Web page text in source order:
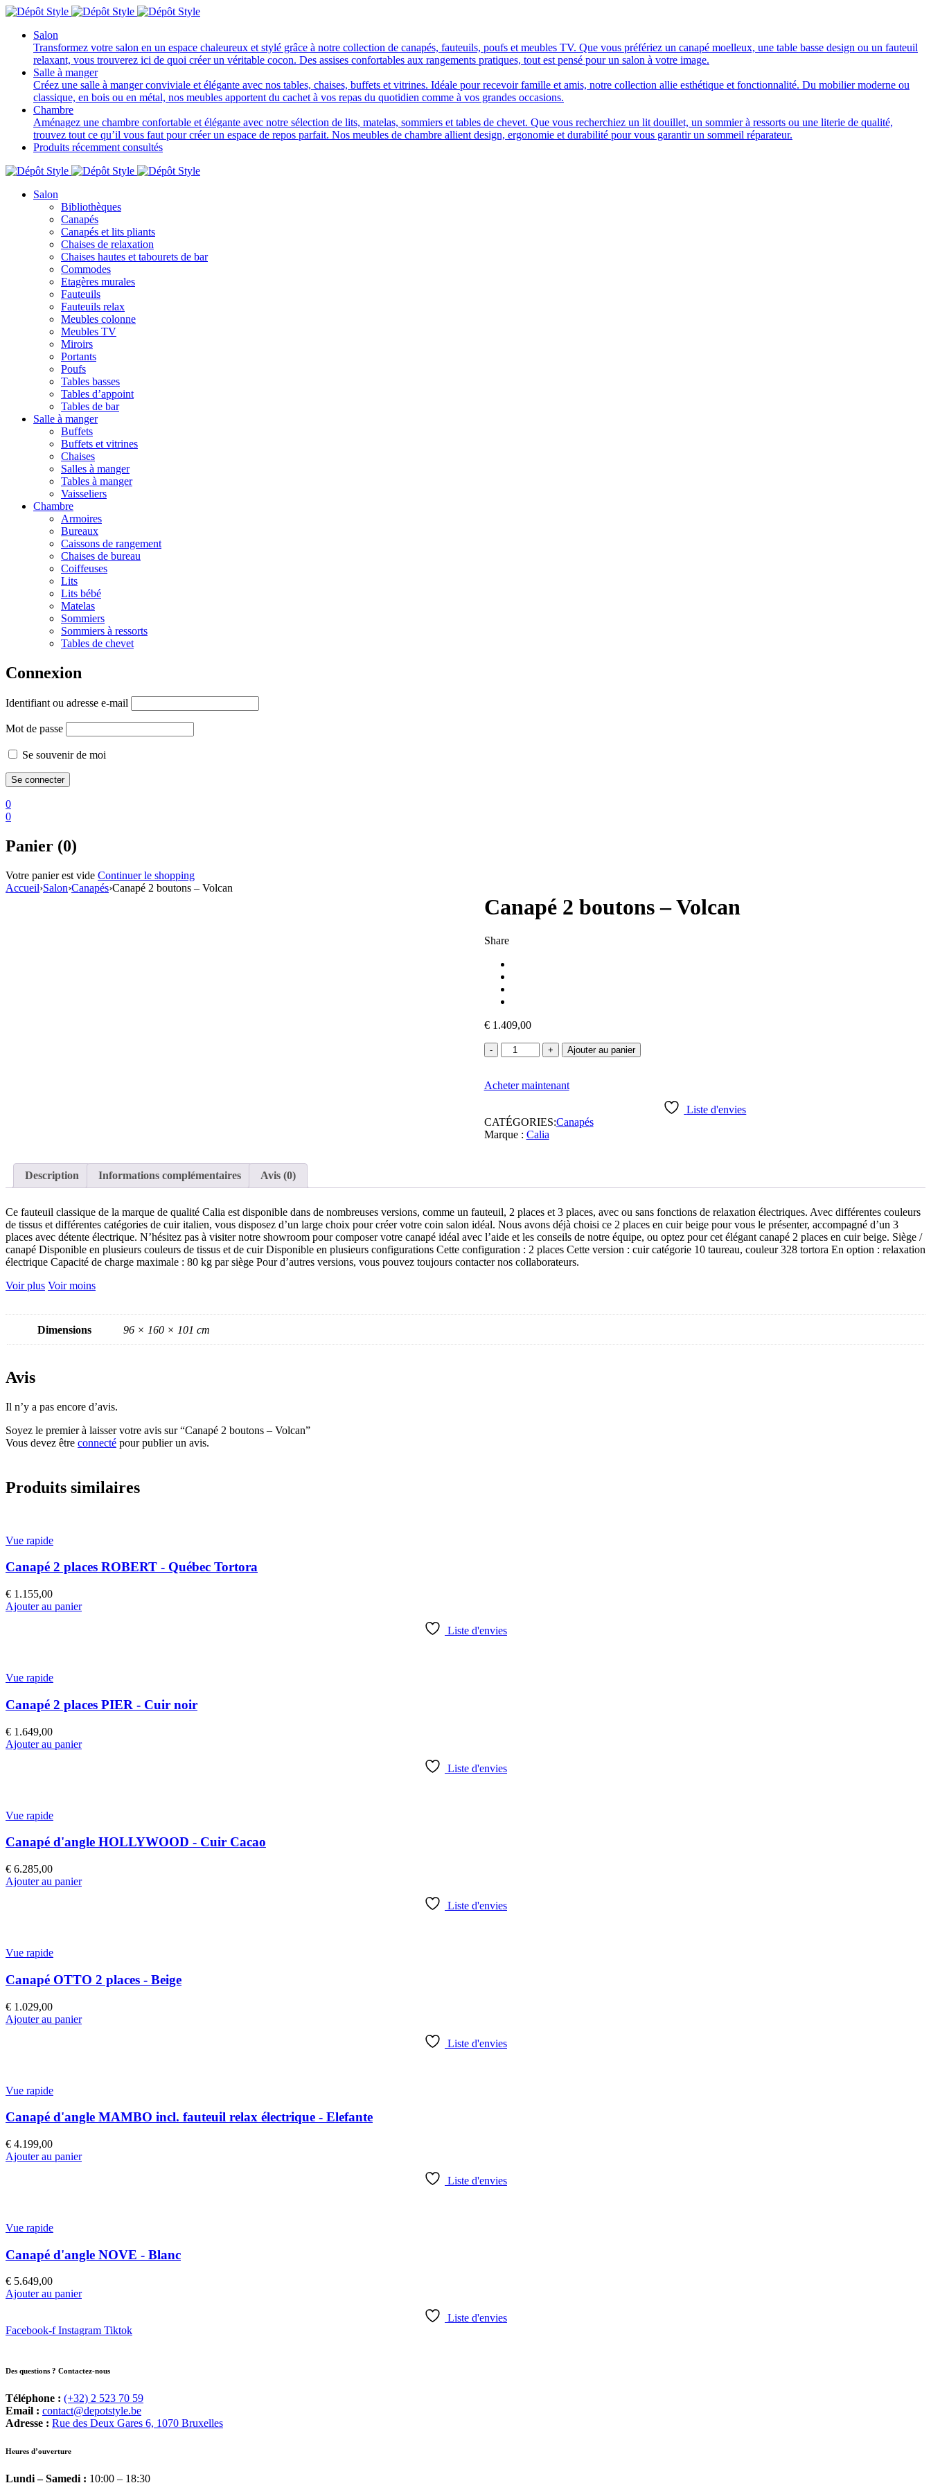
Salon
Transformez votre salon en un espace chaleureux et stylé grâce à notre collection de canapés, fauteuils, poufs et meubles TV. Que vous préfériez un canapé moelleux, une table basse design ou un fauteuil
relaxant, vous trouverez ici de quoi créer un véritable cocon. Des assises confortables aux rangements pratiques, tout est pensé pour un salon à votre image.
Salle à manger
Créez une salle à manger conviviale et élégante avec nos tables, chaises, buffets et vitrines. Idéale pour recevoir famille et amis, notre collection allie esthétique et fonctionnalité. Du mobilier moderne ou
classique, en bois ou en métal, nos meubles apportent du cachet à vos repas du quotidien comme à vos grandes occasions.
Chambre
Aménagez une chambre confortable et élégante avec notre sélection de lits, matelas, sommiers et tables de chevet. Que vous recherchiez un lit douillet, un sommier à ressorts ou une literie de qualité,
trouvez tout ce qu’il vous faut pour créer un espace de repos parfait. Nos meubles de chambre allient design, ergonomie et durabilité pour vous garantir un sommeil réparateur.
Produits récemment consultés
Salon
Bibliothèques
Canapés
Canapés et lits pliants
Chaises de relaxation
Chaises hautes et tabourets de bar
Commodes
Etagères murales
Fauteuils
Fauteuils relax
Meubles colonne
Meubles TV
Miroirs
Portants
Poufs
Tables basses
Tables d’appoint
Tables de bar
Salle à manger
Buffets
Buffets et vitrines
Chaises
Salles à manger
Tables à manger
Vaisseliers
Chambre
Armoires
Bureaux
Caissons de rangement
Chaises de bureau
Coiffeuses
Lits
Lits bébé
Matelas
Sommiers
Sommiers à ressorts
Tables de chevet
Connexion
Identifiant ou adresse e-mail
Mot de passe
Se souvenir de moi
0
0
Panier (0)
Votre panier est vide Continuer le shopping
Accueil›Salon›Canapés›Canapé 2 boutons – Volcan
Canapé 2 boutons – Volcan
Share
€1.409,00
quantité
de
2
Volcan
Ajouter au panier
Acheter maintenant
Liste d'envies
CATÉGORIES:Canapés
Marque : Calia
Description Informations complémentaires Avis (0)
Ce fauteuil classique de la marque de qualité Calia est disponible dans de nombreuses versions, comme un fauteuil, 2 places et 3 places, avec ou sans fonctions de relaxation électriques. Avec différentes couleurs
de tissus et différentes catégories de cuir italien, vous disposez d’un large choix pour créer votre coin salon idéal. Nous avons déjà choisi ce 2 places en cuir beige pour vous le présenter, accompagné d’un 3
places avec détente électrique. N’hésitez pas à visiter notre showroom pour composer votre canapé idéal avec l’aide et les conseils de notre équipe, ou optez pour cet élégant canapé 2 places en cuir beige. Siège /
canapé Disponible en plusieurs couleurs de tissus et de cuir Disponible en plusieurs configurations Cette configuration : 2 places Cette version : cuir catégorie 10 taureau, couleur 328 tortora En option : relaxation
électrique Capacité de charge maximale : 80 kg par siège Pour d’autres versions, vous pouvez toujours contacter nos collaborateurs.
Voir plus Voir moins
Dimensions 96 × 160 × 101 cm
Avis
Il n’y a pas encore d’avis.
Soyez le premier à laisser votre avis sur “Canapé 2 boutons – Volcan”
Vous devez être connecté pour publier un avis.
Produits similaires
Vue rapide
Canapé 2 places ROBERT - Québec Tortora
€ 1.155,00
Ajouter au panier
Liste d'envies
Vue rapide
Canapé 2 places PIER - Cuir noir
€ 1.649,00
Ajouter au panier
Liste d'envies
Vue rapide
Canapé d'angle HOLLYWOOD - Cuir Cacao
€ 6.285,00
Ajouter au panier
Liste d'envies
Vue rapide
Canapé OTTO 2 places - Beige
€ 1.029,00
Ajouter au panier
Liste d'envies
Vue rapide
Canapé d'angle MAMBO incl. fauteuil relax électrique - Elefante
€ 4.199,00
Ajouter au panier
Liste d'envies
Vue rapide
Canapé d'angle NOVE - Blanc
€ 5.649,00
Ajouter au panier
Liste d'envies
Facebook-f Instagram Tiktok
Des questions ? Contactez-nous
Téléphone : (+32) 2 523 70 59
Email : contact@depotstyle.be
Adresse : Rue des Deux Gares 6, 1070 Bruxelles
Heures d’ouverture
Lundi – Samedi : 10:00 – 18:30